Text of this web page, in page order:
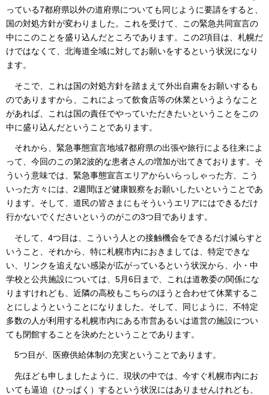
っている7都府県以外の道府県についても同じように要請をすると、
国の対処方針が変わりました。これを受けて、この緊急共同宣言の
中にこのことを盛り込んだところであります。この2項目は、札幌だ
けではなくて、北海道全域に対してお願いをするという状況になり
ます。
そこで、これは国の対処方針を踏まえて外出自粛をお願いするも
のでありますから、これによって飲食店等の休業というようなこと
があれば、これは国の責任でやっていただきたいということをこの
中に盛り込んだということであります。
それから、緊急事態宣言地域7都府県の出張や旅行による往来によ
って、今回のこの第2波的な患者さんの増加が出てきております。そ
ういう意味では、緊急事態宣言エリアからいらっしゃった方、こう
いった方々には、2週間ほど健康観察をお願いしたいということであ
ります。そして、道民の皆さまにもそういうエリアにはできるだけ
行かないでくださいというのがこの3つ目であります。
そして、4つ目は、こういう人との接触機会をできるだけ減らすと
いうこと、それから、特に札幌市内におきましては、特定できな
い、リンクを追えない感染が広がっているという状況から、小・中
学校と公共施設については、5月6日まで、これは道教委の関係にな
りますけれども、近隣の高校もこちらのほうと合わせて休業するこ
とにしようということになりました。そして、同じように、不特定
多数の人が利用する札幌市内にある市営あるいは道営の施設につい
ても閉館することを決めたということであります。
5つ目が、医療供給体制の充実ということであります。
先ほども申しましたように、現状の中では、今すぐ札幌市内にお
いても逼迫（ひっぱく）するという状況にはありませんけれども、